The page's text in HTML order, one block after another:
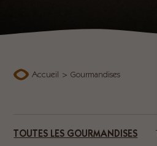
Accueil > Gourmandises
TOUTES LES GOURMANDISES